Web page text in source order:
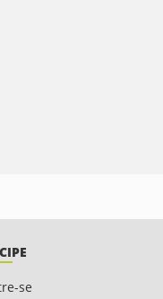
se